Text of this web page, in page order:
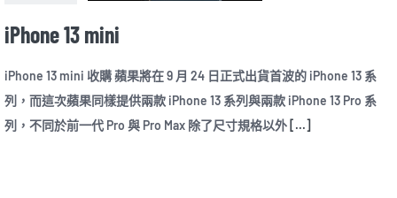
MSI 舊換新
最新資訊
iPhone 13 mini
iPhone 13 mini 收購 蘋果將在 9 月 24 日正式出貨首波的 iPhone 13 系
列，而這次蘋果同樣提供兩款 iPhone 13 系列與兩款 iPhone 13 Pro 系
列，不同於前一代 Pro 與 Pro Max 除了尺寸規格以外 [...]